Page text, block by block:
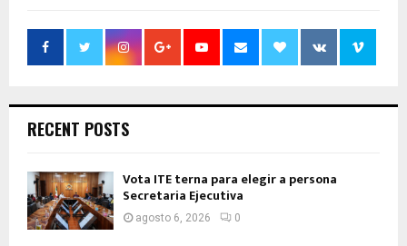
RECENT POSTS
Vota ITE terna para elegir a persona
Secretaria Ejecutiva
agosto 6, 2026 0